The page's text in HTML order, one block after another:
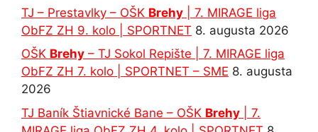
TJ – Prestavlky – OŠK Brehy | 7. MIRAGE liga
ObFZ ZH 9. kolo | SPORTNET 8. augusta 2026
OŠK Brehy – TJ Sokol Repište | 7. MIRAGE liga
ObFZ ZH 7. kolo | SPORTNET – SME 8. augusta
2026
TJ Baník Štiavnické Bane – OŠK Brehy | 7.